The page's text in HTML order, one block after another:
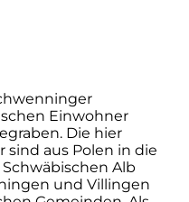
Einwohner
Die hier
aus Polen in die
Alb
und Villingen